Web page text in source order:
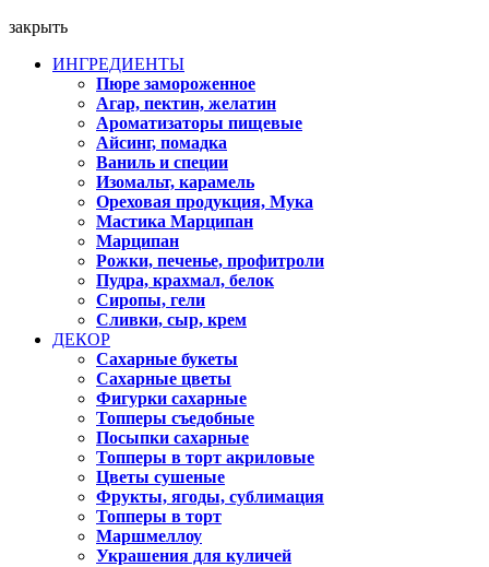
закрыть
ИНГРЕДИЕНТЫ
Пюре замороженное
Агар, пектин, желатин
Ароматизаторы пищевые
Айсинг, помадка
Ваниль и специи
Изомальт, карамель
Ореховая продукция, Мука
Мастика Марципан
Марципан
Рожки, печенье, профитроли
Пудра, крахмал, белок
Сиропы, гели
Сливки, сыр, крем
ДЕКОР
Сахарные букеты
Сахарные цветы
Фигурки сахарные
Топперы съедобные
Посыпки сахарные
Топперы в торт акриловые
Цветы сушеные
Фрукты, ягоды, сублимация
Топперы в торт
Маршмеллоу
Украшения для куличей